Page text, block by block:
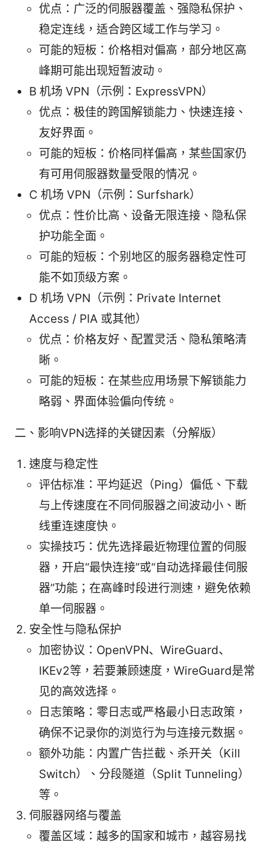
优点：广泛的伺服器覆盖、强隐私保护、
稳定连线，适合跨区域工作与学习。
可能的短板：价格相对偏高，部分地区高
峰期可能出现短暂波动。
B 机场 VPN（示例：ExpressVPN）
优点：极佳的跨国解锁能力、快速连接、
友好界面。
可能的短板：价格同样偏高，某些国家仍
有可用伺服器数量受限的情况。
C 机场 VPN（示例：Surfshark）
优点：性价比高、设备无限连接、隐私保
护功能全面。
可能的短板：个别地区的服务器稳定性可
能不如顶级方案。
D 机场 VPN（示例：Private Internet
Access / PIA 或其他）
优点：价格友好、配置灵活、隐私策略清
晰。
可能的短板：在某些应用场景下解锁能力
略弱、界面体验偏向传统。
二、影响VPN选择的关键因素（分解版）
速度与稳定性
评估标准：平均延迟（Ping）偏低、下载
与上传速度在不同伺服器之间波动小、断
线重连速度快。
实操技巧：优先选择最近物理位置的伺服
器，开启“最快连接”或“自动选择最佳伺服
器”功能；在高峰时段进行测速，避免依赖
单一伺服器。
安全性与隐私保护
加密协议：OpenVPN、WireGuard、
IKEv2等，若要兼顾速度，WireGuard是常
见的高效选择。
日志策略：零日志或严格最小日志政策，
确保不记录你的浏览行为与连接元数据。
额外功能：内置广告拦截、杀开关（Kill
Switch）、分段隧道（Split Tunneling）
等。
伺服器网络与覆盖
覆盖区域：越多的国家和城市，越容易找